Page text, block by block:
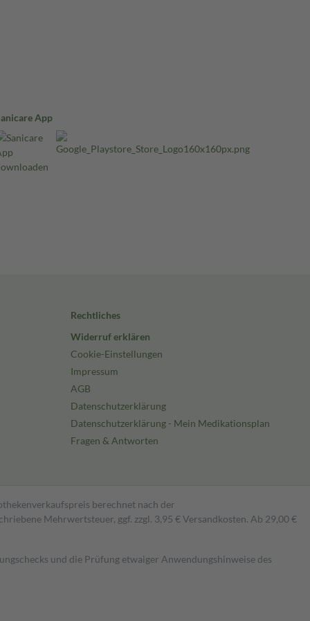
App
Rechtliches
Widerruf erklären
Cookie-Einstellungen
Impressum
AGB
Datenschutzerklärung
Datenschutzerklärung - Mein Medikationsplan
Fragen & Antworten
berechnet nach der
Mehrwertsteuer, ggf. zzgl. 3,95 € Versandkosten. Ab 29,00 €
und die Prüfung etwaiger Anwendungshinweise des